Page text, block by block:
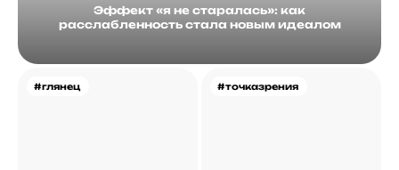
Эффект «я не старалась»: как
расслабленность стала новым идеалом
#глянец #точказрения